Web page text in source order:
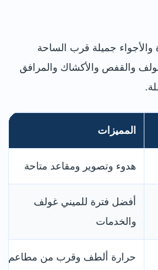
والأجواء جميلة قرب الساحة
والقفص والأكشاك والمرافق
المميزات
هدوء وتصوير ومقاعد متاحة
أفضل فترة للميني غولف
والخدمات
حرارة ألطف وقرب من مطاعم